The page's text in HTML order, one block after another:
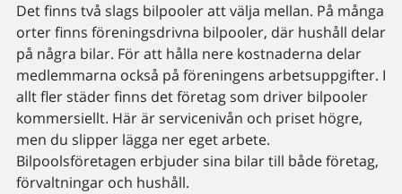
Det finns två slags bilpooler att välja mellan. På många
orter finns föreningsdrivna bilpooler, där hushåll delar
på några bilar. För att hålla nere kostnaderna delar
medlemmarna också på föreningens arbetsuppgifter. I
allt fler städer finns det företag som driver bilpooler
kommersiellt. Här är servicenivån och priset högre,
men du slipper lägga ner eget arbete.
Bilpoolsföretagen erbjuder sina bilar till både företag,
förvaltningar och hushåll.